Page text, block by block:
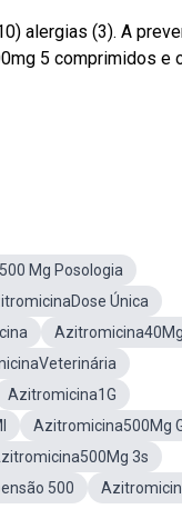
alergias (3). A
5 comprimidos e
Mg Posologia
Única
Azitromicina40Mg
Azitromicina1G
Azitromicina500Mg
3s
500